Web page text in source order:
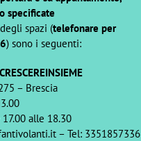
specificate
spazi (telefonare per
) sono i seguenti:
– Brescia
alle 18.30
– Tel: 3351857336